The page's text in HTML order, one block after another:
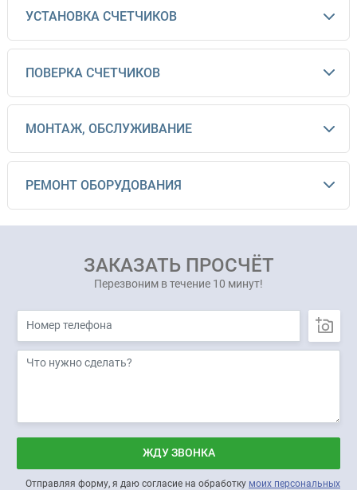
УСТАНОВКА СЧЕТЧИКОВ
ПОВЕРКА СЧЕТЧИКОВ
МОНТАЖ, ОБСЛУЖИВАНИЕ
РЕМОНТ ОБОРУДОВАНИЯ
ЗАКАЗАТЬ ПРОСЧЁТ
Перезвоним в течение 10 минут!
ЖДУ ЗВОНКА
Отправляя форму, я даю согласие на обработку моих персональных